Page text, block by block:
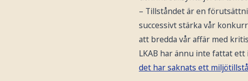
– Tillståndet är en
successivt stärka vår
att bredda vår affär med
LKAB har ännu inte fattat
det har saknats ett